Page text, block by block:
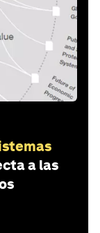
a las